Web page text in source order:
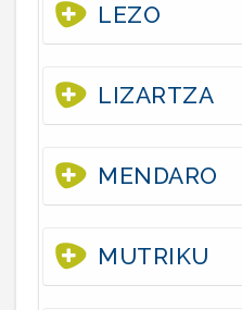
LEZO
LIZARTZA
MENDARO
MUTRIKU